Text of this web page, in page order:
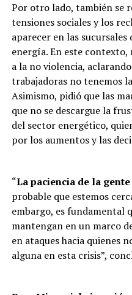
Por otro lado, también se
tensiones sociales y los
aparecer en las
energía. En este
a la no violencia,
trabajadoras no tenemos
Asimismo, pidió que las
que no se descargue la
del sector energético,
por los aumentos y las
“La paciencia de la
probable que estemos
embargo, es fundamental
mantengan en un marco
en ataques hacia quienes
alguna en esta crisis”,